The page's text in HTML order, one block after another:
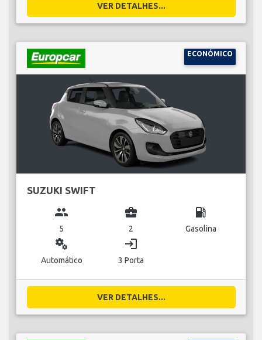
VER DETALHES...
ECONÓMICO
SUZUKI SWIFT
group
5
business_center
2
local_gas_station
Gasolina
miscellaneous_services
Automático
login
3 Porta
VER DETALHES...